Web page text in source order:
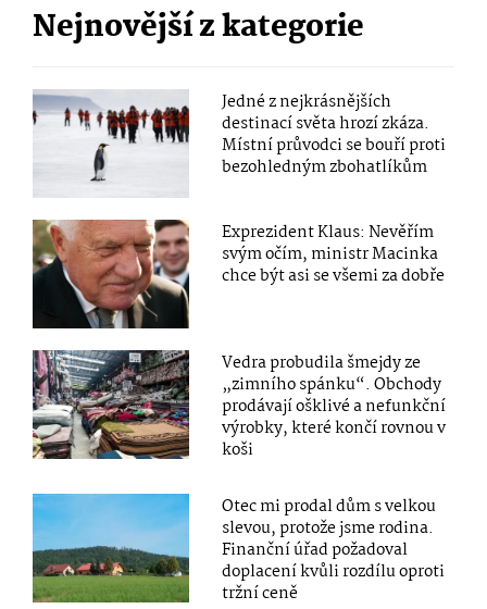
Nejnovější z kategorie
Jedné z nejkrásnějších
destinací světa hrozí zkáza.
Místní průvodci se bouří proti
bezohledným zbohatlíkům
Exprezident Klaus: Nevěřím
svým očím, ministr Macinka
chce být asi se všemi za dobře
Vedra probudila šmejdy ze
„zimního spánku“. Obchody
prodávají ošklivé a nefunkční
výrobky, které končí rovnou v
koši
Otec mi prodal dům s velkou
slevou, protože jsme rodina.
Finanční úřad požadoval
doplacení kvůli rozdílu oproti
tržní ceně